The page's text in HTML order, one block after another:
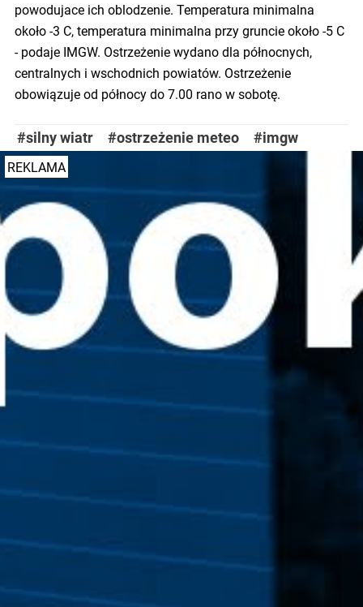
powodujace ich oblodzenie. Temperatura minimalna
około -3 C, temperatura minimalna przy gruncie około -5 C
- podaje IMGW. Ostrzeżenie wydano dla północnych,
centralnych i wschodnich powiatów. Ostrzeżenie
obowiązuje od północy do 7.00 rano w sobotę.
#silny wiatr #ostrzeżenie meteo #imgw
REKLAMA